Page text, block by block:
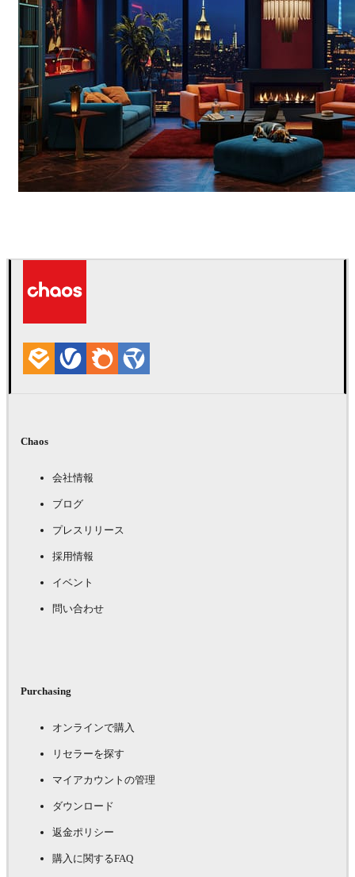
Chaos
会社情報
ブログ
プレスリリース
採用情報
イベント
問い合わせ
Purchasing
オンラインで購入
リセラーを探す
マイアカウントの管理
ダウンロード
返金ポリシー
購入に関するFAQ